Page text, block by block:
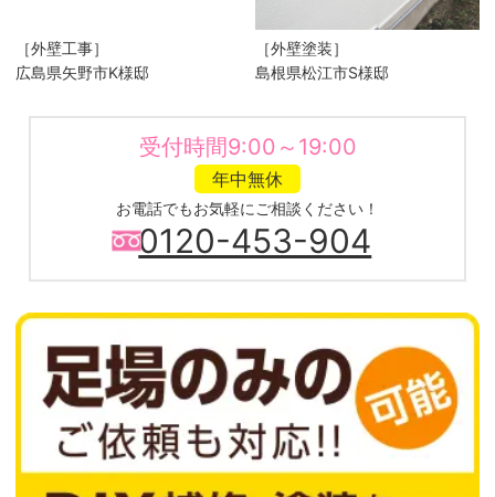
［外壁工事］
広島県矢野市K様邸
［外壁塗装］
島根県松江市S様邸
受付時間9:00～19:00
年中無休
お電話でもお気軽にご相談ください！
0120-453-904